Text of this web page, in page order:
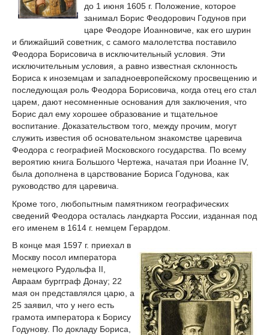
до 1 июня 1605 г. Положение, которое
занимал Борис Феодорович Годунов при
царе Феодоре Иоанновиче, как его шурин
и ближайший советник, с самого малолетства поставило
Феодора Борисовича в исключительный условия. Эти
исключительным условия, а равно известная склонность
Бориса к иноземцам и западноевропейскому просвещению и
последующая роль Феодора Борисовича, когда отец его стал
царем, дают несомненные основания для заключения, что
Борис дал ему хорошее образование и тщательное
воспитание. Доказательством того, между прочим, могут
служить известия об основательном знакомстве царевича
Феодора с географией Московского государства. По всему
вероятию книга Большого Чертежа, начатая при Иоанне IV,
была дополнена в царствование Бориса Годунова, как
руководство для царевича.
Кроме того, любопытным памятником географических
сведений Феодора осталась ландкарта России, изданная под
его именем в 1614 г. немцем Герардом.
В конце мая 1597 г. приехал в
Москву посол императора
немецкого Рудольфа II,
Авраам бургграф Донау; 22
мая он представлялся царю, а
25 заявил, что у него есть
грамота императора к Борису
Годунову. По докладу Бориса,